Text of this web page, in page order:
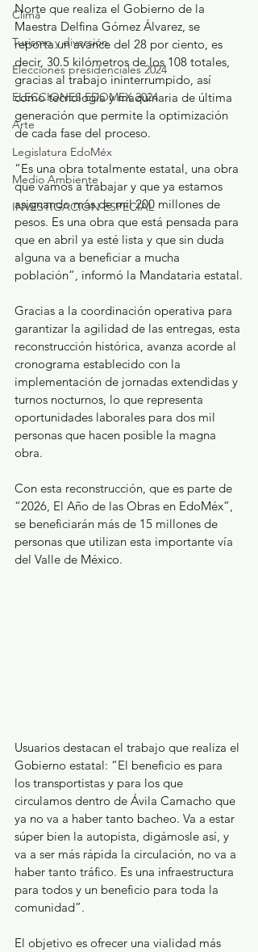
Clima
Turismo y diversión
Elecciones presidenciales 2024
ELECCIONES EDOMEX 2024
Arte
Legislatura EdoMéx
Medio Ambiente
INVESTIGACIÓN ESPECIAL
Norte que realiza el Gobierno de la
Maestra Delfina Gómez Álvarez, se
reporta un avance del 28 por ciento, es
decir, 30.5 kilómetros de los 108 totales,
gracias al trabajo ininterrumpido, así
como tecnología y maquinaria de última
generación que permite la optimización
de cada fase del proceso.
“Es una obra totalmente estatal, una obra
que vamos a trabajar y que ya estamos
asignando más de mil 200 millones de
pesos. Es una obra que está pensada para
que en abril ya esté lista y que sin duda
alguna va a beneficiar a mucha
población”, informó la Mandataria estatal.
Gracias a la coordinación operativa para
garantizar la agilidad de las entregas, esta
reconstrucción histórica, avanza acorde al
cronograma establecido con la
implementación de jornadas extendidas y
turnos nocturnos, lo que representa
oportunidades laborales para dos mil
personas que hacen posible la magna
obra.
Con esta reconstrucción, que es parte de
“2026, El Año de las Obras en EdoMéx”,
se beneficiarán más de 15 millones de
personas que utilizan esta importante vía
del Valle de México.
Usuarios destacan el trabajo que realiza el
Gobierno estatal: “El beneficio es para
los transportistas y para los que
circulamos dentro de Ávila Camacho que
ya no va a haber tanto bacheo. Va a estar
súper bien la autopista, digámosle así, y
va a ser más rápida la circulación, no va a
haber tanto tráfico. Es una infraestructura
para todos y un beneficio para toda la
comunidad”.
El objetivo es ofrecer una vialidad más